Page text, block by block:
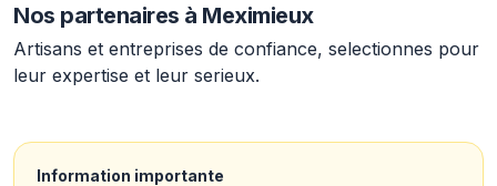
Nos partenaires à Meximieux
Artisans et entreprises de confiance, selectionnes pour
leur expertise et leur serieux.
Information importante